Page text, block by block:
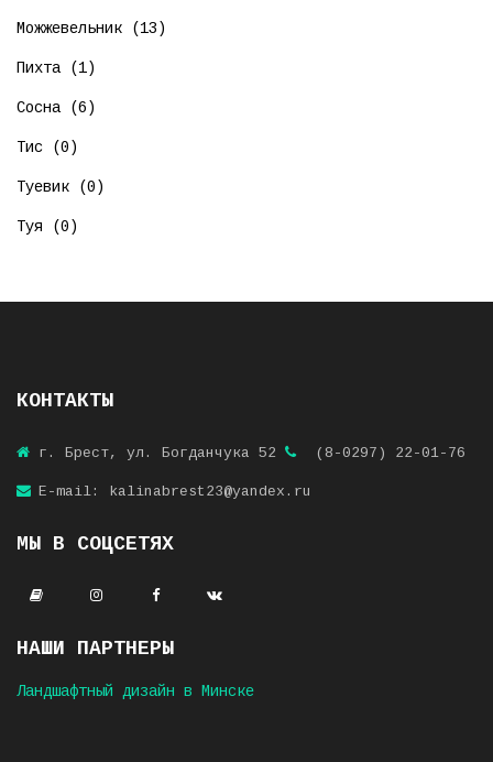
Можжевельник (13)
Пихта (1)
Сосна (6)
Тис (0)
Туевик (0)
Туя (0)
КОНТАКТЫ
г. Брест, ул. Богданчука 52 (8-0297) 22-01-76
E-mail: kalinabrest23@yandex.ru
МЫ В СОЦСЕТЯХ
НАШИ ПАРТНЕРЫ
Ландшафтный дизайн в Минске